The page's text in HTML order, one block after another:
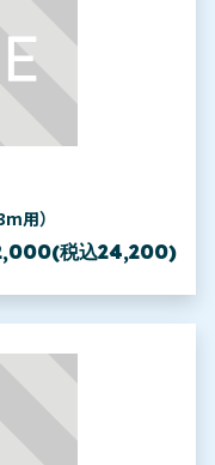
用）
税込24,200)